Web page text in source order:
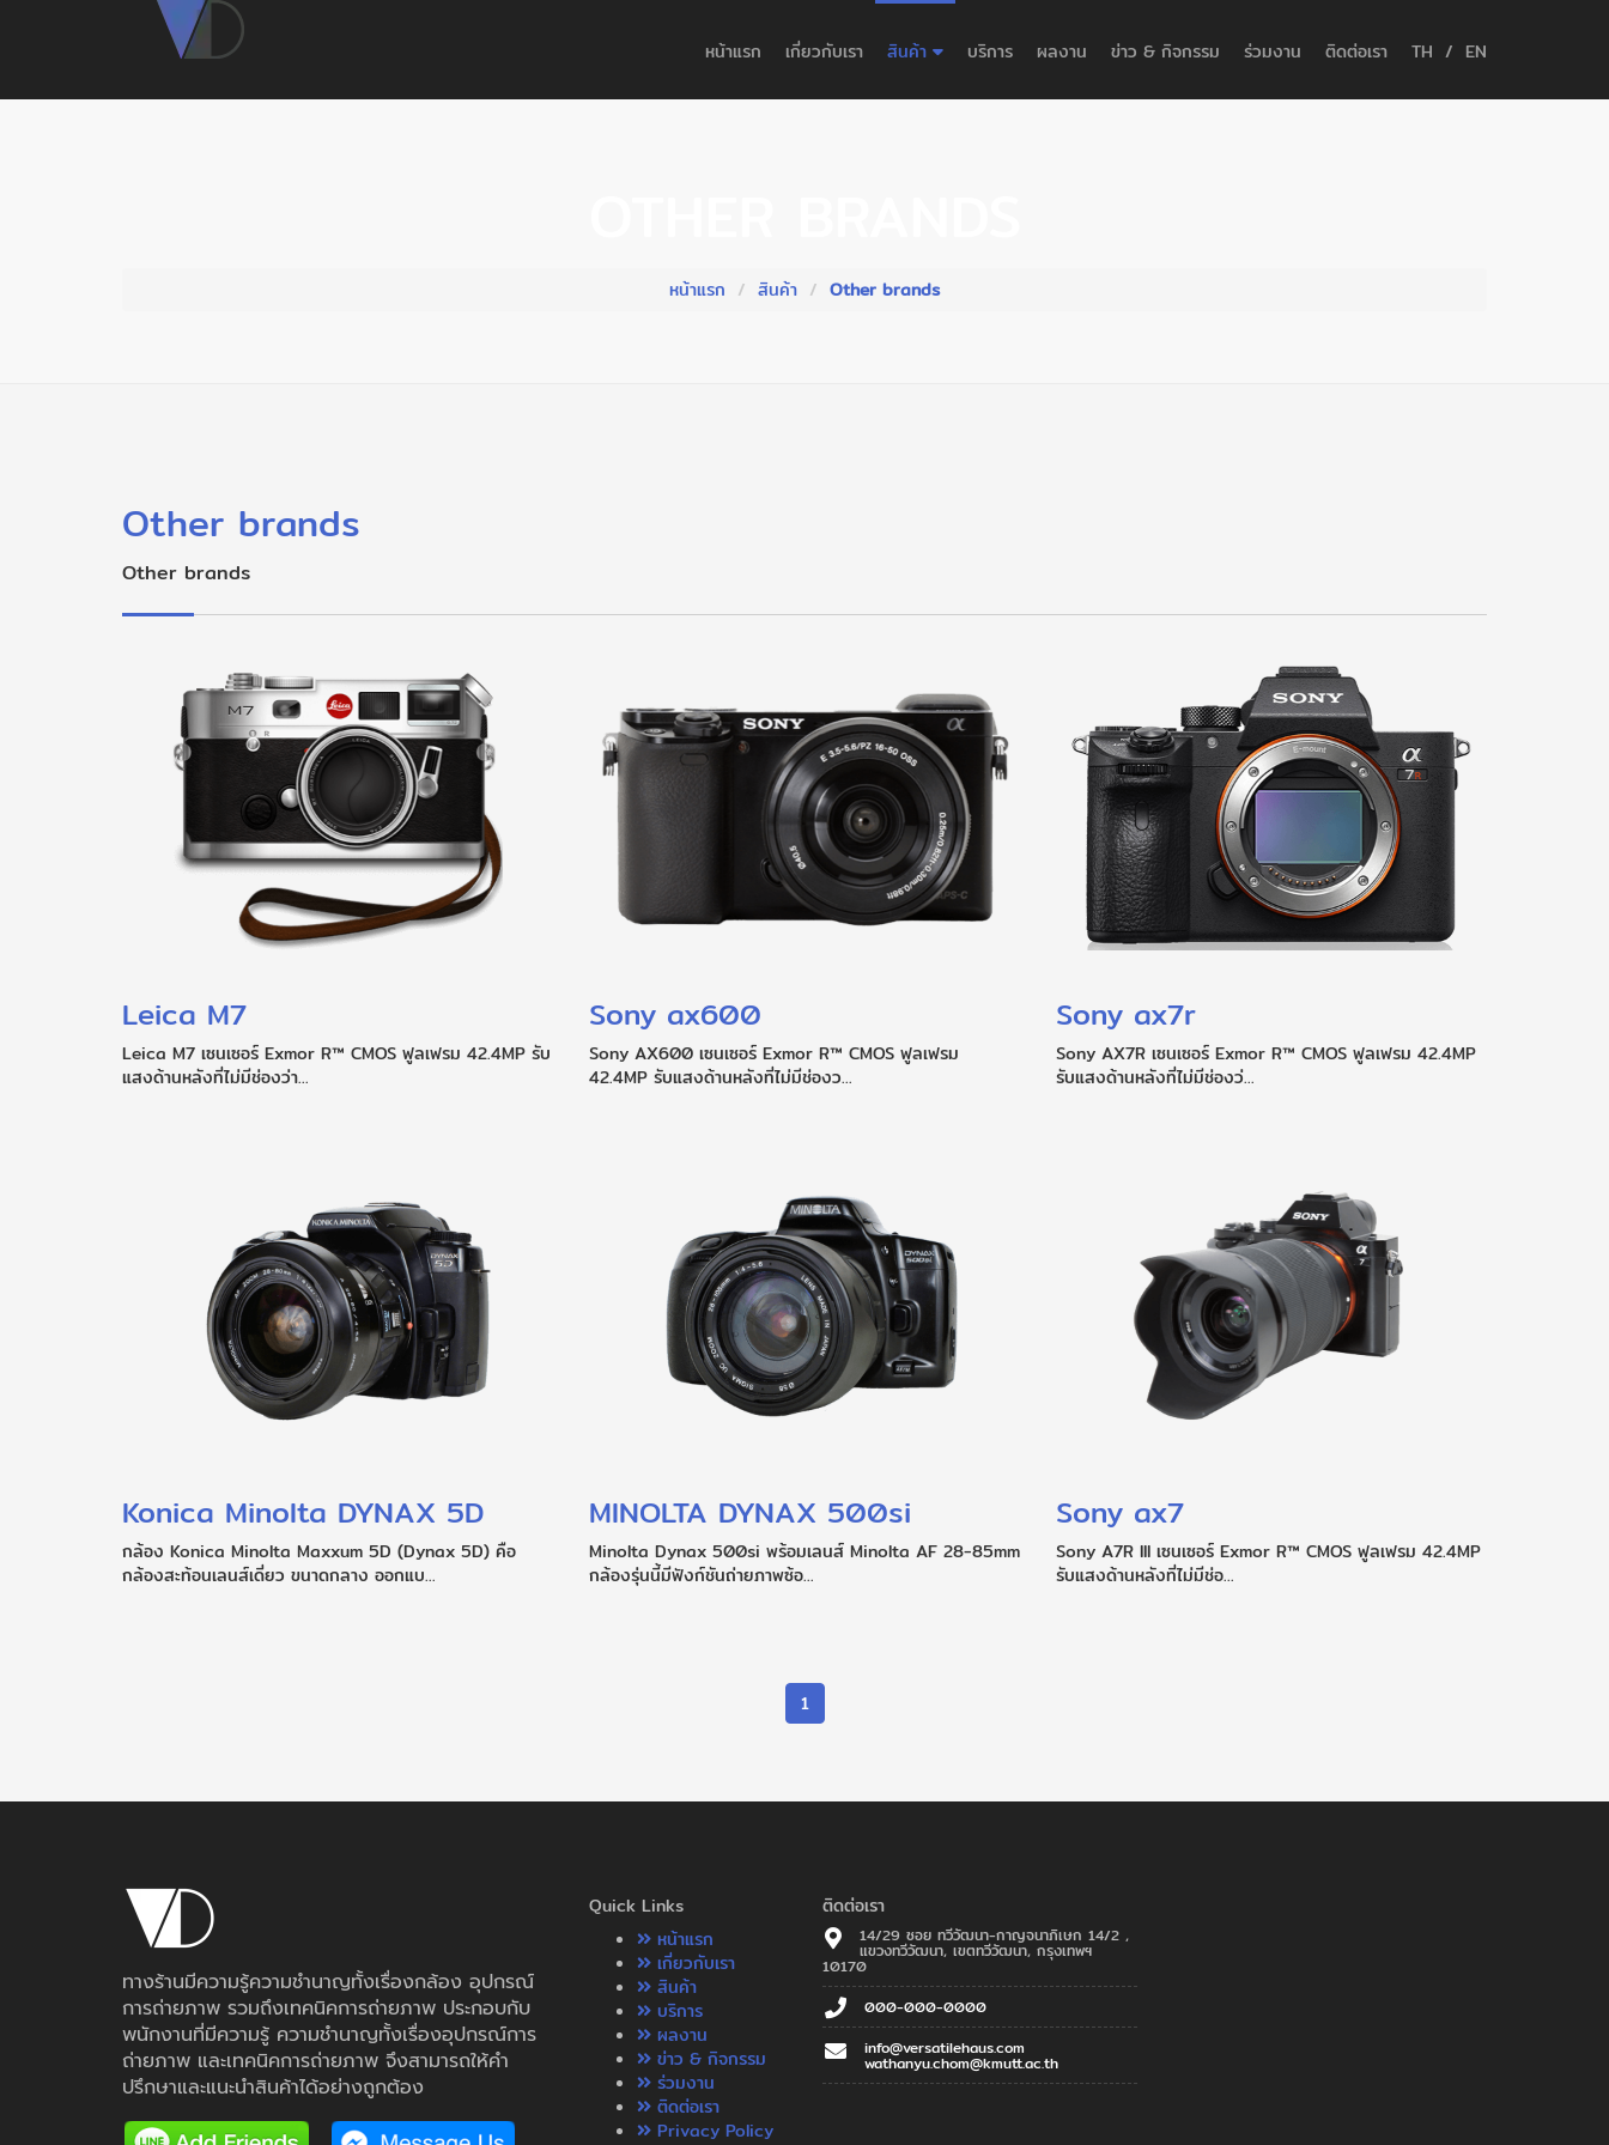
หน้าแรก เกี่ยวกับเรา สินค้า บริการ ผลงาน ข่าว & กิจกรรม ร่วมงาน ติดต่อเรา TH / EN
หน้าแรก สินค้า Other brands
Other brands
Other brands
Leica M7
Leica M7 เซนเซอร์ Exmor R™ CMOS ฟูลเฟรม 42.4MP รับ
แสงด้านหลังที่ไม่มีช่องว่า...
Sony ax600
Sony AX600 เซนเซอร์ Exmor R™ CMOS ฟูลเฟรม
42.4MP รับแสงด้านหลังที่ไม่มีช่องว...
Sony ax7r
Sony AX7R เซนเซอร์ Exmor R™ CMOS ฟูลเฟรม 42.4MP
รับแสงด้านหลังที่ไม่มีช่องว่...
Konica Minolta DYNAX 5D
กล้อง Konica Minolta Maxxum 5D (Dynax 5D) คือ
กล้องสะท้อนเลนส์เดี่ยว ขนาดกลาง ออกแบ...
MINOLTA DYNAX 500si
Minolta Dynax 500si พร้อมเลนส์ Minolta AF 28-85mm
กล้องรุ่นนี้มีฟังก์ชันถ่ายภาพซ้อ...
Sony ax7
Sony A7R III เซนเซอร์ Exmor R™ CMOS ฟูลเฟรม 42.4MP
รับแสงด้านหลังที่ไม่มีช่อ...
1
ทางร้านมีความรู้ความชำนาญทั้งเรื่องกล้อง อุปกรณ์
การถ่ายภาพ รวมถึงเทคนิคการถ่ายภาพ ประกอบกับ
พนักงานที่มีความรู้ ความชำนาญทั้งเรื่องอุปกรณ์การ
ถ่ายภาพ และเทคนิคการถ่ายภาพ จึงสามารถให้คำ
ปรึกษาและแนะนำสินค้าได้อย่างถูกต้อง
Quick Links
หน้าแรก
เกี่ยวกับเรา
สินค้า
บริการ
ผลงาน
ข่าว & กิจกรรม
ร่วมงาน
ติดต่อเรา
Privacy Policy
ติดต่อเรา
14/29 ซอย ทวีวัฒนา-กาญจนาภิเษก 14/2 ,
แขวงทวีวัฒนา, เขตทวีวัฒนา, กรุงเทพฯ
10170
000-000-0000
info@versatilehaus.com
wathanyu.chom@kmutt.ac.th